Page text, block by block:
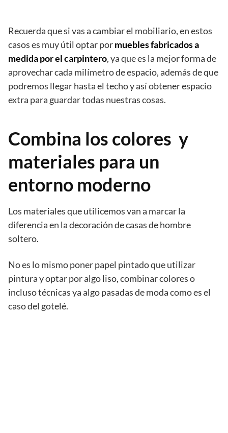
Recuerda que si vas a cambiar el mobiliario, en estos
casos es muy útil optar pormuebles fabricados a
medida por el carpintero, ya que es la mejor forma de
aprovechar cada milímetro de espacio, además de que
podremos llegar hasta el techo y así obtener espacio
extra para guardar todas nuestras cosas.
Combina los colores y
materiales para un
entorno moderno
Los materiales que utilicemos van a marcar la
diferencia en la decoración de casas de hombre
soltero.
No es lo mismo poner papel pintado que utilizar
pintura y optar por algo liso, combinar colores o
incluso técnicas ya algo pasadas de moda como es el
caso del gotelé.